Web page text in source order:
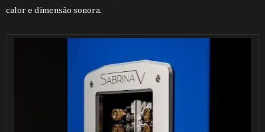
calor e dimensão sonora.